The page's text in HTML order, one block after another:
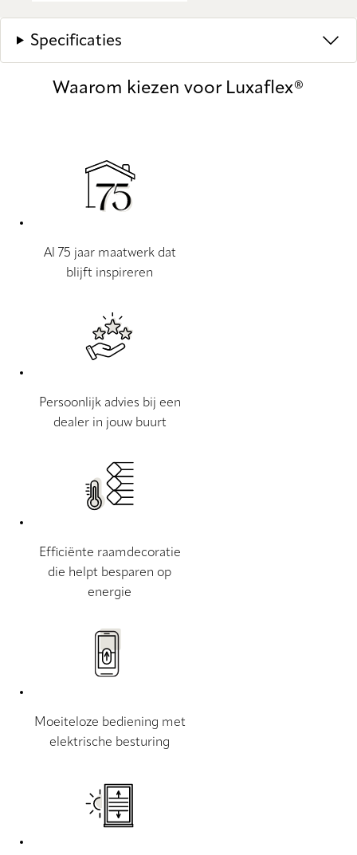
Specificaties
Waarom kiezen voor Luxaflex®
Al 75 jaar maatwerk dat
blijft inspireren
Persoonlijk advies bij een
dealer in jouw buurt
Efficiënte raamdecoratie
die helpt besparen op
energie
Moeiteloze bediening met
elektrische besturing